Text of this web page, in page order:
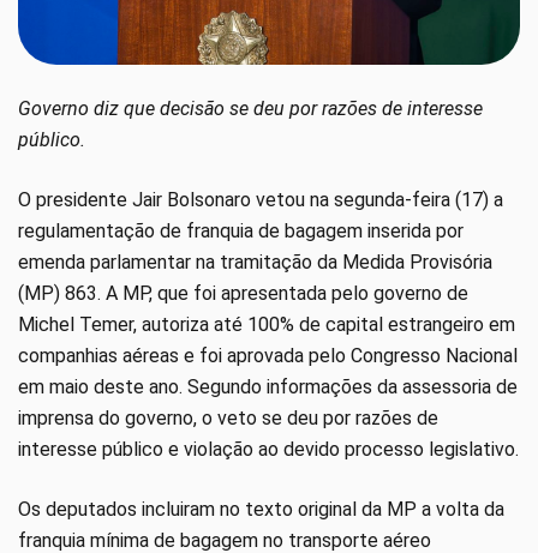
Governo diz que decisão se deu por razões de interesse
público.
O presidente Jair Bolsonaro vetou na segunda-feira (17) a
regulamentação de franquia de bagagem inserida por
emenda parlamentar na tramitação da Medida Provisória
(MP) 863. A MP, que foi apresentada pelo governo de
Michel Temer, autoriza até 100% de capital estrangeiro em
companhias aéreas e foi aprovada pelo Congresso Nacional
em maio deste ano. Segundo informações da assessoria de
imprensa do governo, o veto se deu por razões de
interesse público e violação ao devido processo legislativo.
Os deputados incluiram no texto original da MP a volta da
franquia mínima de bagagem no transporte aéreo